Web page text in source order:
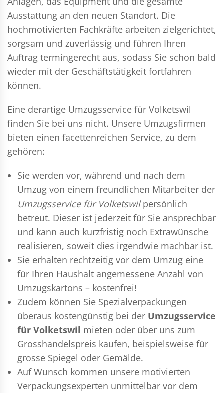
Ausstattung an den neuen Standort. Die
hochmotivierten Fachkräfte arbeiten zielgerichtet,
sorgsam und zuverlässig und führen Ihren
Auftrag termingerecht aus, sodass Sie schon bald
wieder mit der Geschäftstätigkeit fortfahren
können.
Eine derartige Umzugsservice für Volketswil
finden Sie bei uns nicht. Unsere Umzugsfirmen
bieten einen facettenreichen Service, zu dem
gehören:
Sie werden vor, während und nach dem
Umzug von einem freundlichen Mitarbeiter der
Umzugsservice für Volketswilpersönlich
betreut. Dieser ist jederzeit für Sie ansprechbar
und kann auch kurzfristig noch Extrawünsche
realisieren, soweit dies irgendwie machbar ist.
Sie erhalten rechtzeitig vor dem Umzug eine
für Ihren Haushalt angemessene Anzahl von
Umzugskartons – kostenfrei!
Zudem können Sie Spezialverpackungen
überaus kostengünstig bei der Umzugsservice
für Volketswil mieten oder über uns zum
Grosshandelspreis kaufen, beispielsweise für
grosse Spiegel oder Gemälde.
Auf Wunsch kommen unsere motivierten
Verpackungsexperten unmittelbar vor dem